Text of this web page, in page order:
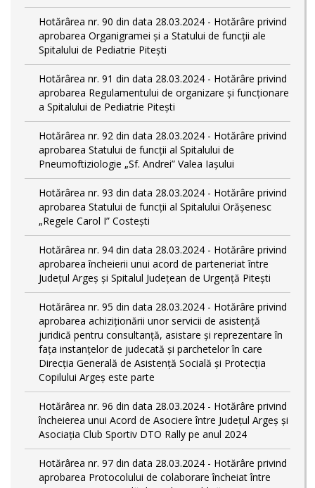
Hotărârea nr. 90 din data 28.03.2024 - Hotărâre privind
aprobarea Organigramei și a Statului de funcţii ale
Spitalului de Pediatrie Pitești
Hotărârea nr. 91 din data 28.03.2024 - Hotărâre privind
aprobarea Regulamentului de organizare și funcționare
a Spitalului de Pediatrie Pitești
Hotărârea nr. 92 din data 28.03.2024 - Hotărâre privind
aprobarea Statului de funcţii al Spitalului de
Pneumoftiziologie „Sf. Andrei” Valea Iașului
Hotărârea nr. 93 din data 28.03.2024 - Hotărâre privind
aprobarea Statului de funcţii al Spitalului Orășenesc
„Regele Carol I” Costești
Hotărârea nr. 94 din data 28.03.2024 - Hotărâre privind
aprobarea încheierii unui acord de parteneriat între
Județul Argeș și Spitalul Județean de Urgență Pitești
Hotărârea nr. 95 din data 28.03.2024 - Hotărâre privind
aprobarea achiziționării unor servicii de asistență
juridică pentru consultanță, asistare și reprezentare în
fața instanțelor de judecată și parchetelor în care
Direcția Generală de Asistență Socială și Protecția
Copilului Argeș este parte
Hotărârea nr. 96 din data 28.03.2024 - Hotărâre privind
încheierea unui Acord de Asociere între Județul Argeș și
Asociația Club Sportiv DTO Rally pe anul 2024
Hotărârea nr. 97 din data 28.03.2024 - Hotărâre privind
aprobarea Protocolului de colaborare încheiat între